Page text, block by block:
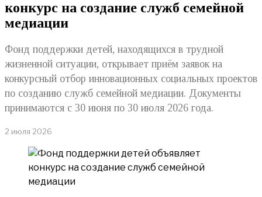
конкурс на создание служб семейной
медиации
Фонд поддержки детей, находящихся в трудной
жизненной ситуации, открывает приём заявок на
конкурсный отбор инновационных социальных проектов
по созданию служб семейной медиации. Документы
принимаются с 30 июня по 30 июля 2026 года.
2 июля 2026